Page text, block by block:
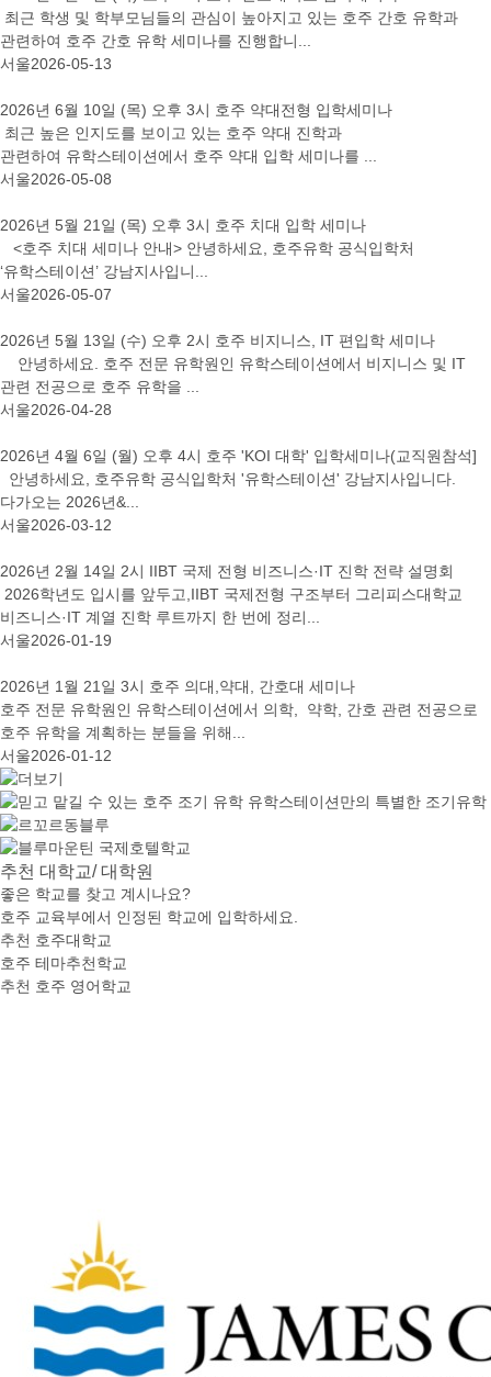
최근 학생 및 학부모님들의 관심이 높아지고 있는 호주 간호 유학과
관련하여 호주 간호 유학 세미나를 진행합니...
서울2026-05-13
2026년 6월 10일 (목) 오후 3시 호주 약대전형 입학세미나
최근 높은 인지도를 보이고 있는 호주 약대 진학과
관련하여 유학스테이션에서 호주 약대 입학 세미나를 ...
서울2026-05-08
2026년 5월 21일 (목) 오후 3시 호주 치대 입학 세미나
<호주 치대 세미나 안내> 안녕하세요, 호주유학 공식입학처
‘유학스테이션’ 강남지사입니...
서울2026-05-07
2026년 5월 13일 (수) 오후 2시 호주 비지니스, IT 편입학 세미나
안녕하세요. 호주 전문 유학원인 유학스테이션에서 비지니스 및 IT
관련 전공으로 호주 유학을 ...
서울2026-04-28
2026년 4월 6일 (월) 오후 4시 호주 'KOI 대학​' 입학세미나(교직원참석]
안녕하세요, 호주유학 공식입학처 '유학스테이션' 강남지사입니다.
다가오는 2026년&...
서울2026-03-12
2026년 2월 14일 2시 IIBT 국제 전형 비즈니스·IT 진학 전략 설명회
2026학년도 입시를 앞두고,IIBT 국제전형 구조부터 그리피스대학교
비즈니스·IT 계열 진학 루트까지 한 번에 정리...
서울2026-01-19
2026년 1월 21일 3시 호주 의대,약대, 간호대 세미나
호주 전문 유학원인 유학스테이션에서 의학, 약학, 간호 관련 전공으로
호주 유학을 계획하는 분들을 위해...
서울2026-01-12
추천 대학교/ 대학원
좋은 학교를 찾고 계시나요?
호주 교육부에서 인정된 학교에 입학하세요.
추천 호주대학교
호주 테마추천학교
추천 호주 영어학교